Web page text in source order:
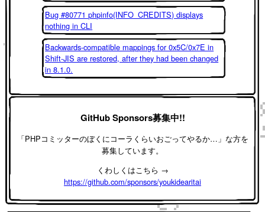
Bug #80771 phpinfo(INFO_CREDITS) displays
nothing in CLI
Backwards-compatible mappings for 0x5C/0x7E in
Shift-JIS are restored, after they had been changed
in 8.1.0.
GitHub Sponsors募集中!!
「PHPコミッターのぼくにコーラくらいおごってやるか…」な方を
募集しています。
くわしくはこちら →
https://github.com/sponsors/youkidearitai